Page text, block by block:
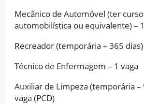
Mecânico de Automóvel (ter
automobilística ou equivalente) –
Recreador (temporária – 365 dias)
Técnico de Enfermagem – 1 vaga
Auxiliar de Limpeza (temporária –
vaga (PCD)